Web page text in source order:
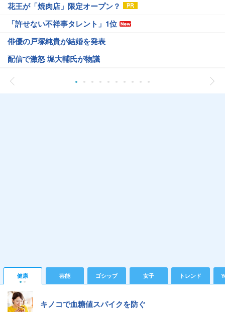
花王が「焼肉店」限定オープン？
「許せない不祥事タレント」1位
俳優の戸塚純貴が結婚を発表
配信で激怒 堀大輔氏が物議
健康 芸能 ゴシップ 女子 トレンド
キノコで血糖値スパイクを防ぐ